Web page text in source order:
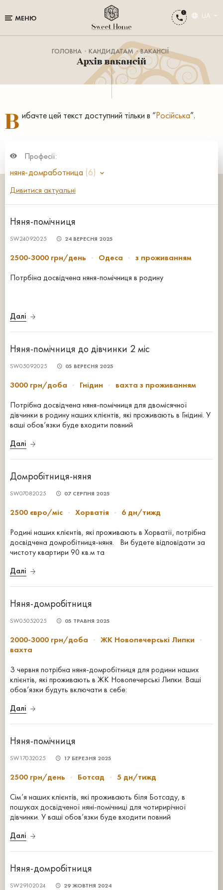
МЕНЮ UA
ГОЛОВНА КАНДИДАТАМ ВАКАНСІЇ
Архів вакансій
В ибачте цей текст доступний тільки в “Російська”.
Професії:
няня-домработница (6)
Дивитися актуальні
Няня-помічниця
SW24092025 24 ВЕРЕСНЯ 2025
2500-3000 грн/день Одеса
з проживанням
Потрбіна досвідчена няня-помічниця в родину
Далі
Няня-помічниця до дівчинки 2 міс
SW05092025 05 ВЕРЕСНЯ 2025
3000 грн/доба Гнідин
вахта з проживанням
Потрібна досвідчена няня-помічниця для двомісячної
дівчинки в родину наших клієнтів, які проживають в Гнідині. У
ваші обов’язки буде входити повний
Далі
Домробітниця-няня
SW07082025 07 СЕРПНЯ 2025
2500 євро/міс Хорватія
6 дн/тижд
Родині наших клієнтів, які проживають в Хорватії, потрібна
досвідчена домробітниця-няня. Ви будете відповідати за
чистоту квартири 90 кв.м та
Далі
Няня-домробітниця
SW05052025 05 ТРАВНЯ 2025
2000-3000 грн/доба
ЖК Новопечерські Липки
вахта
З червня потрібна няня-домробітниця для родини наших
клієнтів, які проживають в ЖК Новопечерські Липки. Ваші
обов’язки будуть включати в себе:
Далі
Няня-помічниця
SW17032025 17 БЕРЕЗНЯ 2025
2500 грн/день Ботсад
5 дн/тижд
Сім’я наших клієнтів, які проживають біля Ботсаду, в
пошуках досвідченої няні-помічниці для чотирирічної
дівчинки. У ваші обов’язки буде входити повний
Далі
Няня-домробітниця
SW29102024 29 ЖОВТНЯ 2024